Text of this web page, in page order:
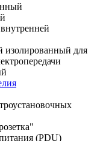
изолированный для
(PDU)